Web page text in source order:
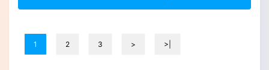
1 2 3 > >|